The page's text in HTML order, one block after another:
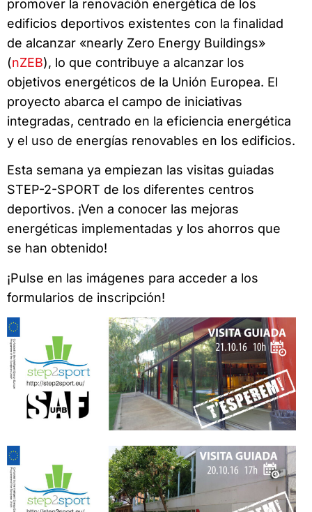
promover la renovación energética de los
edificios deportivos existentes con la finalidad
de alcanzar «nearly Zero Energy Buildings»
(nZEB), lo que contribuye a alcanzar los
objetivos energéticos de la Unión Europea. El
proyecto abarca el campo de iniciativas
integradas, centrado en la eficiencia energética
y el uso de energías renovables en los edificios.
Esta semana ya empiezan las visitas guiadas
STEP-2-SPORT de los diferentes centros
deportivos. ¡Ven a conocer las mejoras
energéticas implementadas y los ahorros que
se han obtenido!
¡Pulse en las imágenes para acceder a los
formularios de inscripción!